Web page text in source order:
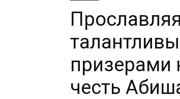
призерами
честь